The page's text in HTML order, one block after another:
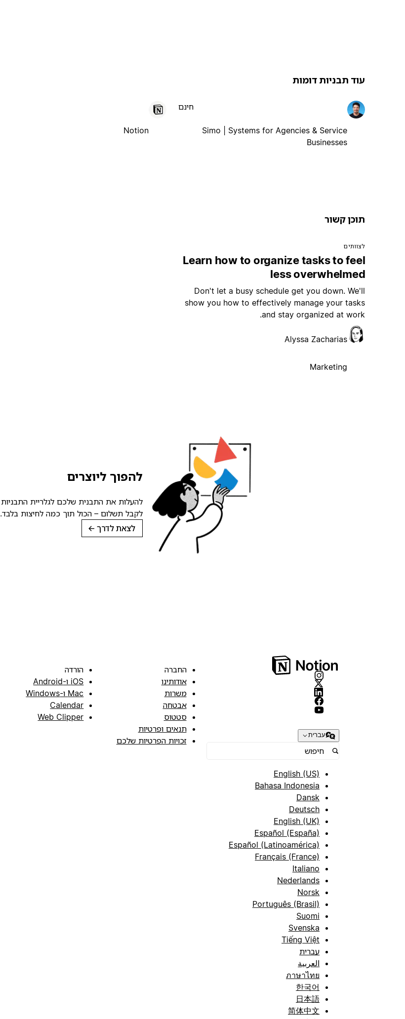
עוד תבניות דומות
Simo | Systems for Agencies & Service
Businesses
חינם
Notion
תוכן קשור
לצוותים
Learn how to organize tasks to feel
less overwhelmed
Don't let a busy schedule get you down. We'll
show you how to effectively manage your tasks
and stay organized at work.
Alyssa Zacharias
Marketing
להפוך ליוצרים
לקבל תשלום – הכול תוך כמה לחיצות בלבד.
לצאת לדרך →
עברית
English (US)
Bahasa Indonesia
Dansk
Deutsch
English (UK)
Español (España)
Español (Latinoamérica)
Français (France)
Italiano
Nederlands
Norsk
Português (Brasil)
Suomi
Svenska
Tiếng Việt
עברית
العربية
ภาษาไทย
한국어
日本語
简体中文
החברה
אודותינו
משרות
אבטחה
סטטוס
תנאים ופרטיות
זכויות הפרטיות שלכם
הורדה
iOS ו-Android
Mac ו-Windows
Calendar
Web Clipper